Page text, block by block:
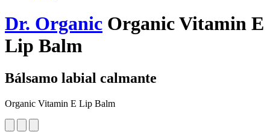
Dr. Organic Organic Vitamin E
Lip Balm
Bálsamo labial calmante
Organic Vitamin E Lip Balm